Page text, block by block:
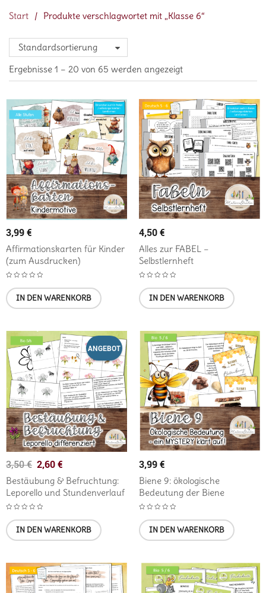
Start / Produkte verschlagwortet mit „Klasse 6“
Standardsortierung
Ergebnisse 1 – 20 von 65 werden angezeigt
3,99€
Affirmationskarten für Kinder
(zum Ausdrucken)
IN DEN WARENKORB
4,50€
Alles zur FABEL –
Selbstlernheft
IN DEN WARENKORB
ANGEBOT
3,50€ 2,60€
Bestäubung & Befruchtung:
Leporello und Stundenverlauf
IN DEN WARENKORB
3,99€
Biene 9: ökologische
Bedeutung der Biene
IN DEN WARENKORB